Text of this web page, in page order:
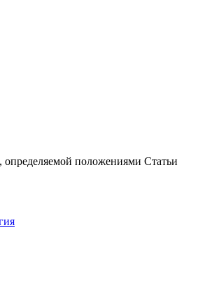
определяемой положениями Статьи